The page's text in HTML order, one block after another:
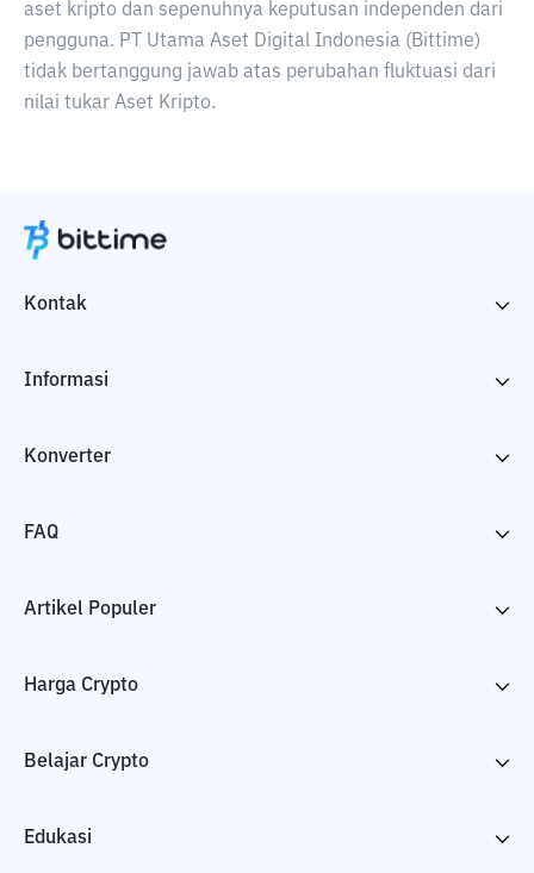
aset kripto dan sepenuhnya keputusan independen dari
pengguna. PT Utama Aset Digital Indonesia (Bittime)
tidak bertanggung jawab atas perubahan fluktuasi dari
nilai tukar Aset Kripto.
Kontak
Informasi
Konverter
FAQ
Artikel Populer
Harga Crypto
Belajar Crypto
Edukasi